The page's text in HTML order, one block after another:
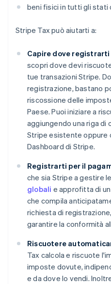
beni fisici in tutti gli stati
Stripe Tax può aiutarti a:
Capire dove
scopri dove devi
tue transazioni Stripe.
registrazione, bastano
riscossione delle
Paese. Puoi iniziare a
aggiungendo una riga di
Stripe esistente oppure
Dashboard di Stripe.
Registrarti per il
che sia Stripe a gestire
globali e approfitta di
che compila
richiesta di
garantire la conformità
Riscuotere
Tax calcola e riscuote
imposte dovute,
e da dove lo vendi.